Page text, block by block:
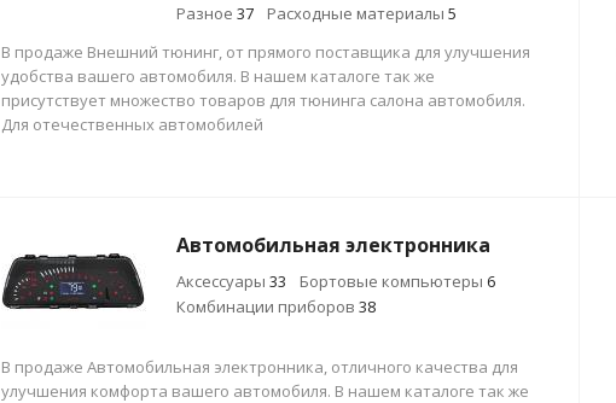
Разное 37 Расходные материалы 5
В продаже Внешний тюнинг, от прямого поставщика для улучшения
удобства вашего автомобиля. В нашем каталоге так же
присутствует множество товаров для тюнинга салона автомобиля.
Для отечественных автомобилей
Автомобильная электронника
Аксессуары 33 Бортовые компьютеры 6
Комбинации приборов 38
В продаже Автомобильная электронника, отличного качества для
улучшения комфорта вашего автомобиля. В нашем каталоге так же